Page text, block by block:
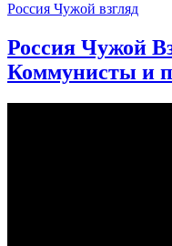
Россия Чужой взгляд
Россия Чужой
Коммунисты и